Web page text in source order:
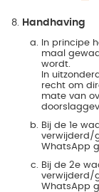
Handhaving
In principe
maal
wordt.
In
recht om
mate van
Bij de 1e
verwijderd/
WhatsApp
Bij de 2e
verwijderd/
WhatsApp